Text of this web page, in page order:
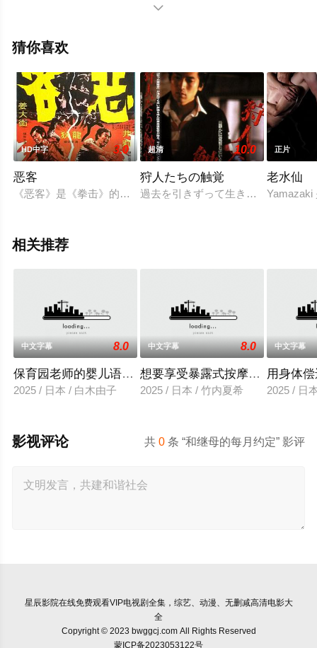
看高清未删减完整版电影大全就上星辰电影网，更多相关

猜你喜欢
HD中字 3.0
恶客
《恶客》是《拳击》的续集，背景从泰国转往东京。被姜大卫
超清 10.0
狩人たちの触覚
過去を引きずって生き続ける男。そ
正片
老水仙
Yamazaki
相关推荐
中文字幕 8.0
保育园老师的婴儿语让人超兴奋
2025 / 日本 / 白木由子
中文字幕 8.0
想要享受暴露式按摩的已婚女子
2025 / 日本 / 竹内夏希
中文字幕
用身体
2025 / 日
共0 条 “和继母的每月约定” 影评
影视评论
星辰影院在线免费观看VIP电视剧全集，综艺、动漫、无删减高清电影大
全
Copyright © 2023 bwggcj.com All Rights Reserved
蒙ICP备2023053122号